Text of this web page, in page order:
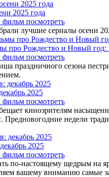
2025 года
фильм посмотреть
лучшие сериалы осени
про Рождество и Новый год:
фильм посмотреть
праздничного сезона
2025
фильм посмотреть
кинозрителям
Предновогодние недели
2025
фильм посмотреть
по-настоящему щедрым на
вашему вниманию самые